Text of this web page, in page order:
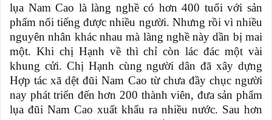
lụa Nam Cao là làng nghề có hơn 400 tuổi với sản
phẩm nổi tiếng được nhiều người. Nhưng rồi vì nhiều
nguyên nhân khác nhau mà làng nghề này dần bị mai
một. Khi chị Hạnh về thì chỉ còn lác đác một vài
khung cửi. Chị Hạnh cùng người dân đã xây dựng
Hợp tác xã dệt đũi Nam Cao từ chưa đầy chục người
nay phát triển đến hơn 200 thành viên, đưa sản phẩm
lụa đũi Nam Cao xuất khẩu ra nhiều nước. Sau hơn